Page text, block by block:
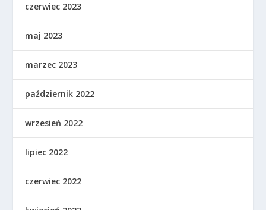
czerwiec 2023
maj 2023
marzec 2023
październik 2022
wrzesień 2022
lipiec 2022
czerwiec 2022